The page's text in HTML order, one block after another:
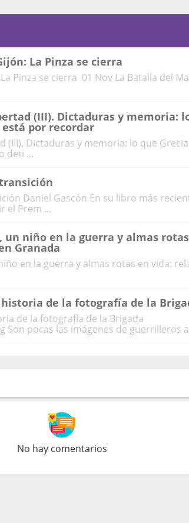
La Pinza se cierra
Pinza se cierra 01 Nov La Batalla del
(III). Dictaduras y memoria:
está por recordar
(III). Dictaduras y memoria: lo que
deti ...
Daniel Gascón En su libro más
el Prem ...
un niño en la guerra y almas
Granada
en la guerra y almas rotas en vida:
historia de la fotografía de la
de la fotografía de la Brigada
Son pocas las imágenes de guerrilleros
No hay comentarios